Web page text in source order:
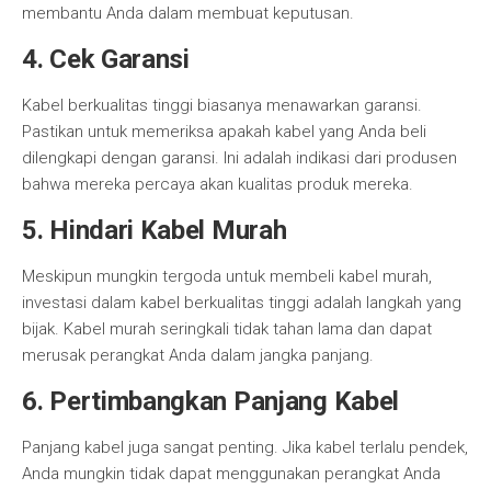
membantu Anda dalam membuat keputusan.
4. Cek Garansi
Kabel berkualitas tinggi biasanya menawarkan garansi.
Pastikan untuk memeriksa apakah kabel yang Anda beli
dilengkapi dengan garansi. Ini adalah indikasi dari produsen
bahwa mereka percaya akan kualitas produk mereka.
5. Hindari Kabel Murah
Meskipun mungkin tergoda untuk membeli kabel murah,
investasi dalam kabel berkualitas tinggi adalah langkah yang
bijak. Kabel murah seringkali tidak tahan lama dan dapat
merusak perangkat Anda dalam jangka panjang.
6. Pertimbangkan Panjang Kabel
Panjang kabel juga sangat penting. Jika kabel terlalu pendek,
Anda mungkin tidak dapat menggunakan perangkat Anda